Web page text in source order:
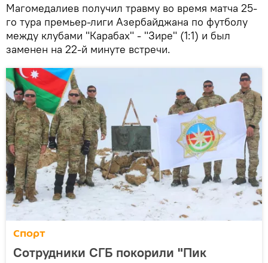
Магомедалиев получил травму во время матча 25-
го тура премьер-лиги Азербайджана по футболу
между клубами "Карабах" - "Зире" (1:1) и был
заменен на 22-й минуте встречи.
Спорт
Сотрудники СГБ покорили "Пик